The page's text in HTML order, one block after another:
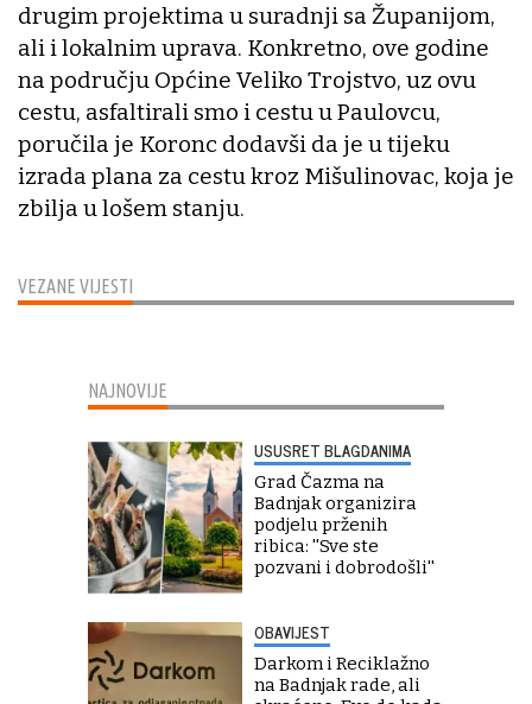
VEZANE VIJESTI
drugim projektima u suradnji sa Županijom,
ali i lokalnim uprava. Konkretno, ove godine
na području Općine Veliko Trojstvo, uz ovu
cestu, asfaltirali smo i cestu u Paulovcu,
poručila je Koronc dodavši da je u tijeku
izrada plana za cestu kroz Mišulinovac, koja je
zbilja u lošem stanju.
NAJNOVIJE
USUSRET BLAGDANIMA
Grad Čazma na
Badnjak organizira
podjelu prženih
ribica: ''Sve ste
pozvani i dobrodošli''
OBAVIJEST
Darkom i Reciklažno
na Badnjak rade, ali